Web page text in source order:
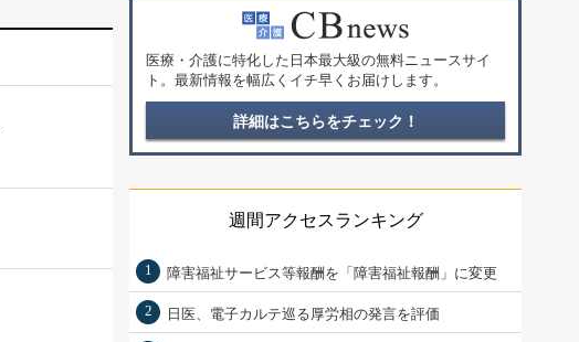
医療・介護に特化した日本最大級の無料ニュースサイ
ト。最新情報を幅広くイチ早くお届けします。
詳細はこちらをチェック！
週間アクセスランキング
1 障害福祉サービス等報酬を「障害福祉報酬」に変更
2 日医、電子カルテ巡る厚労相の発言を評価